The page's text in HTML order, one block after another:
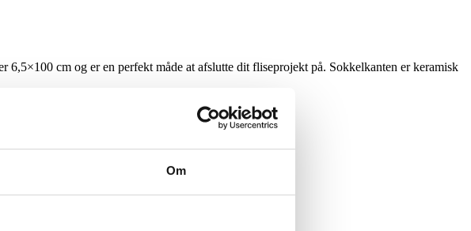
Om
cm og er en perfekt måde at afslutte dit fliseprojekt på. Sokkelkanten er keramisk